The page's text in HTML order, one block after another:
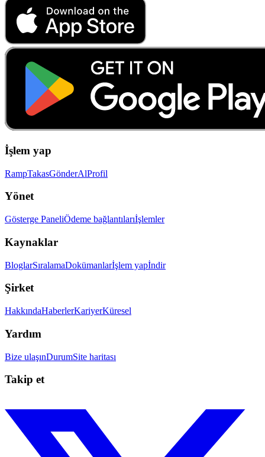
İşlem yap
RampTakasGönderAlProfil
Yönet
Gösterge PaneliÖdeme bağlantılarıİşlemler
Kaynaklar
BloglarSıralamaDokümanlarİşlem yapİndir
Şirket
HakkındaHaberlerKariyerKüresel
Yardım
Bize ulaşınDurumSite haritası
Takip et